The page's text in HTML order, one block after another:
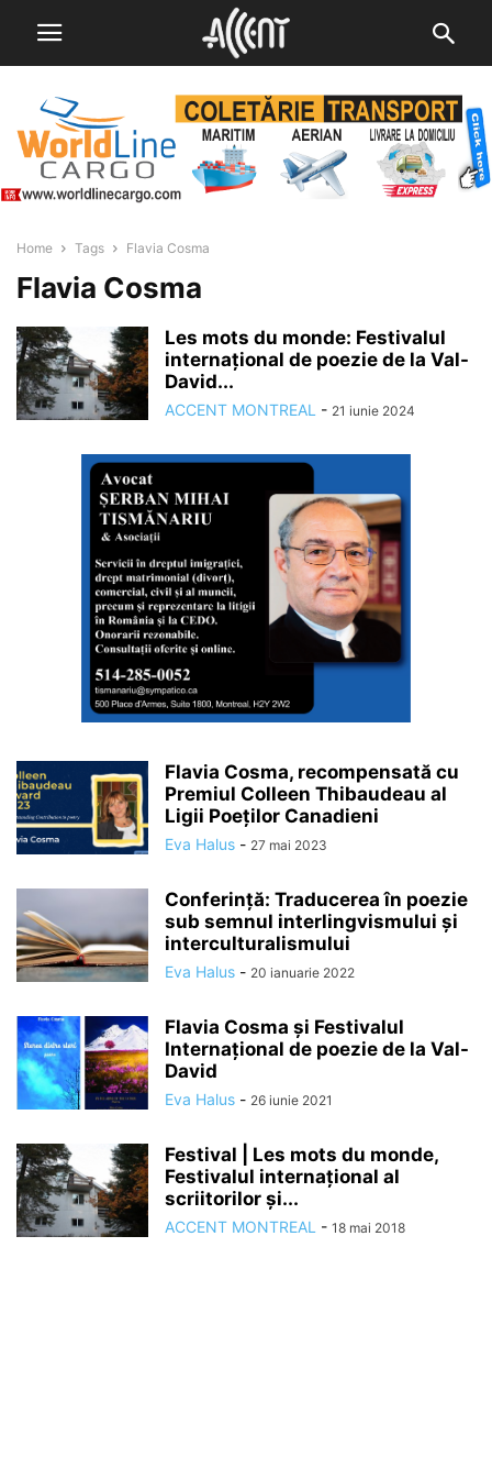
Home Tags Flavia Cosma
Flavia Cosma
Les mots du monde: Festivalul
internațional de poezie de la Val-
David...
ACCENT MONTREAL - 21 iunie 2024
Flavia Cosma, recompensată cu
Premiul Colleen Thibaudeau al
Ligii Poeților Canadieni
Eva Halus - 27 mai 2023
Conferință: Traducerea în poezie
sub semnul interlingvismului și
interculturalismului
Eva Halus - 20 ianuarie 2022
Flavia Cosma și Festivalul
Internațional de poezie de la Val-
David
Eva Halus - 26 iunie 2021
Festival | Les mots du monde,
Festivalul internațional al
scriitorilor și...
ACCENT MONTREAL - 18 mai 2018